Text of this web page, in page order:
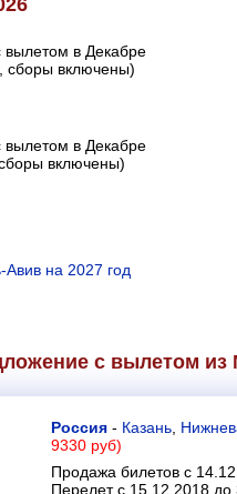
вылетом в Декабре
сборы включены)
вылетом в Декабре
включены)
на 2027 год
с вылетом
Россия - Казань
9330 руб)
Продажа билетов с
Перелет с 15.12.2018 до